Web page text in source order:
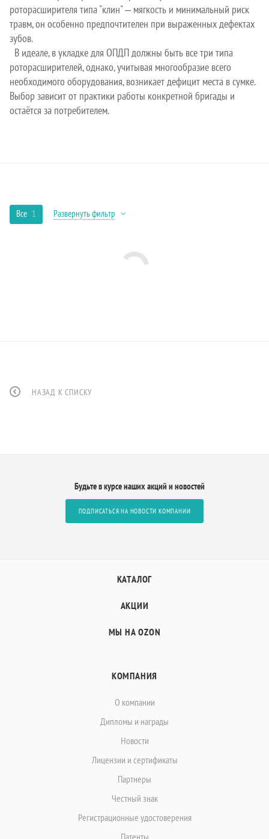
роторасширителя типа "клин" ‒ мягкость и минимальный риск
травм, он особенно предпочтителен при выраженных дефектах
зубов.
В идеале, в укладке для ОПДП должны быть все три типа
роторасширителей, однако, учитывая многообразие всего
необходимого оборудования, возникает дефицит места в сумке.
Выбор зависит от практики работы конкретной бригады и
остаётся за потребителем.
Все 1 Развернуть фильтр
НАЗАД К СПИСКУ
Будьте в курсе наших акций и новостей
ПОДПИСАТЬСЯ НА НОВОСТИ КОМПАНИИ
КАТАЛОГ
АКЦИИ
МЫ НА OZON
КОМПАНИЯ
О компании
Дипломы и награды
Новости
Лицензии и сертификаты
Партнеры
Честный знак
Регистрационные удостоверения